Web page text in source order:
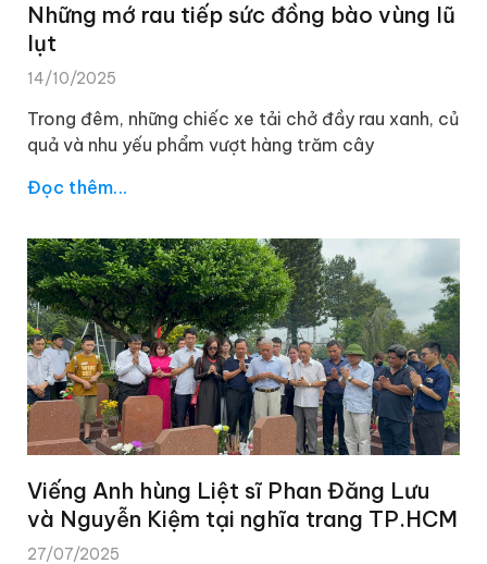
Những mớ rau tiếp sức đồng bào vùng lũ
lụt
14/10/2025
Trong đêm, những chiếc xe tải chở đầy rau xanh, củ
quả và nhu yếu phẩm vượt hàng trăm cây
Đọc thêm...
Viếng Anh hùng Liệt sĩ Phan Đăng Lưu
và Nguyễn Kiệm tại nghĩa trang TP.HCM
27/07/2025